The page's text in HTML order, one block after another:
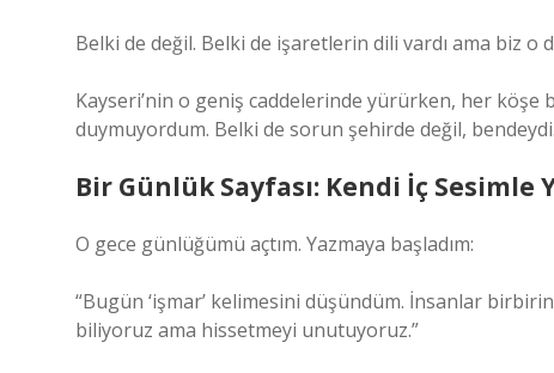
Belki de değil. Belki de işaretlerin dili vardı ama biz o
Kayseri’nin o geniş caddelerinde yürürken, her köşe
duymuyordum. Belki de sorun şehirde değil, bendeydi.
Bir Günlük Sayfası: Kendi İç Sesimle
O gece günlüğümü açtım. Yazmaya başladım:
“Bugün ‘işmar’ kelimesini düşündüm. İnsanlar
biliyoruz ama hissetmeyi unutuyoruz.”